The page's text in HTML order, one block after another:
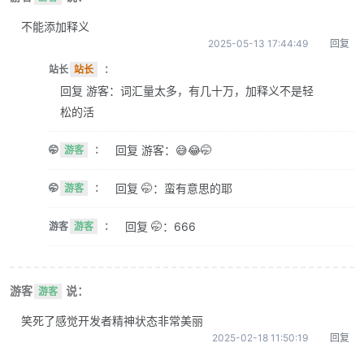
不能添加释义
2025-05-13 17:44:49 回复
站长 站长 ：
回复 游客：词汇量太多，有几十万，加释义不是轻
松的活
🤭 游客 ： 回复 游客：😅😂🤭
🤭 游客 ： 回复 🤭：蛮有意思的耶
游客 游客 ： 回复 🤭：666
游客 游客 说：
笑死了感觉开发者精神状态非常美丽
2025-02-18 11:50:19 回复